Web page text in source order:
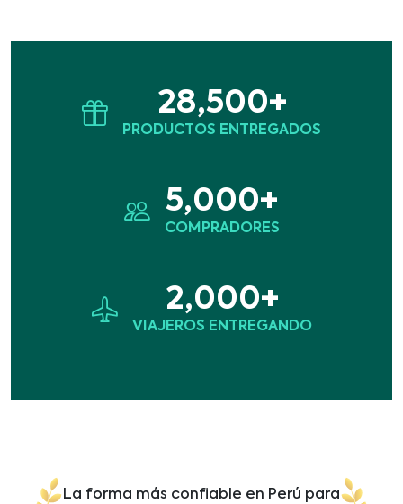
28,500+
PRODUCTOS ENTREGADOS
5,000+
COMPRADORES
2,000+
VIAJEROS ENTREGANDO
La forma más confiable en Perú para